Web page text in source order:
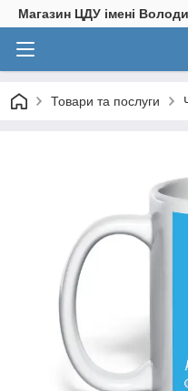
Магазин ЦДУ імені
Товари та послуги